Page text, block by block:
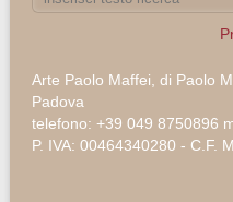
Arte Paolo Maffei, di Paolo
Padova
telefono: +39 049 8750896
P. IVA: 00464340280 - C.F.